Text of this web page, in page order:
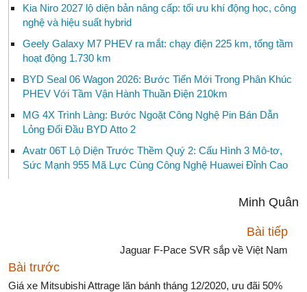
Kia Niro 2027 lộ diện bản nâng cấp: tối ưu khí động học, công
nghệ và hiệu suất hybrid
Geely Galaxy M7 PHEV ra mắt: chạy điện 225 km, tổng tầm
hoạt động 1.730 km
BYD Seal 06 Wagon 2026: Bước Tiến Mới Trong Phân Khúc
PHEV Với Tầm Vận Hành Thuần Điện 210km
MG 4X Trình Làng: Bước Ngoặt Công Nghệ Pin Bán Dẫn
Lỏng Đối Đầu BYD Atto 2
Avatr 06T Lộ Diện Trước Thềm Quý 2: Cấu Hình 3 Mô-tơ,
Sức Mạnh 955 Mã Lực Cùng Công Nghệ Huawei Đỉnh Cao
Minh Quân
Bài tiếp
Jaguar F-Pace SVR sắp về Việt Nam
Bài trước
Giá xe Mitsubishi Attrage lăn bánh tháng 12/2020, ưu đãi 50%